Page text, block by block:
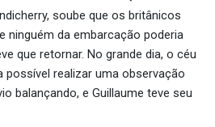
soube que os britânicos
ninguém da embarcação poderia
que retornar. No grande dia, o céu
possível realizar uma observação
balançando, e Guillaume teve seu